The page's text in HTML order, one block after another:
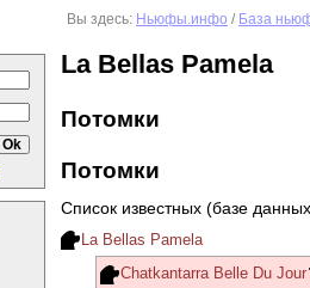
Вы здесь: Ньюфы.инфо / База
La Bellas Pamela
Потомки
Потомки
Список известных (базе
La Bellas Pamela
Chatkantarra Belle Du Jour